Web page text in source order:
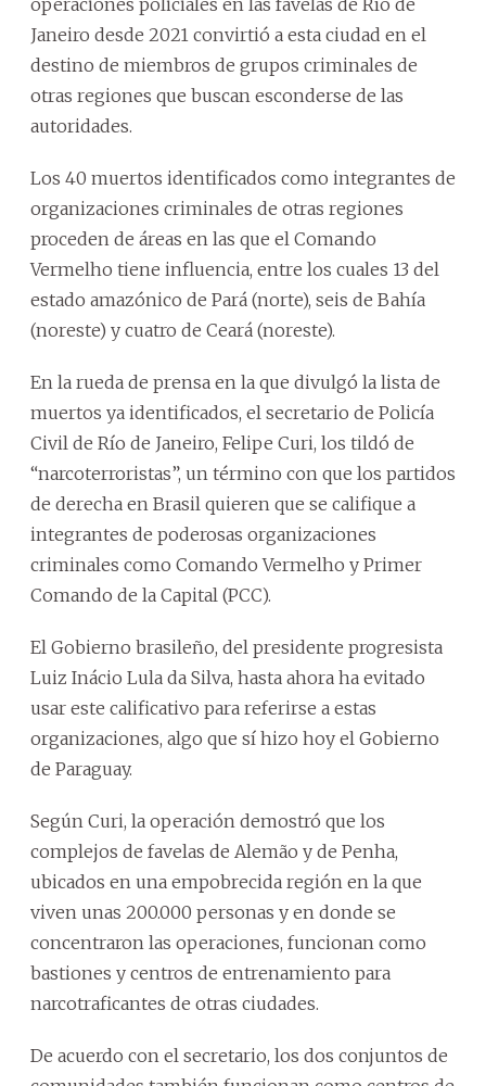
Janeiro desde 2021 convirtió a esta ciudad en el
destino de miembros de grupos criminales de
otras regiones que buscan esconderse de las
autoridades.
Los 40 muertos identificados como integrantes de
organizaciones criminales de otras regiones
proceden de áreas en las que el Comando
Vermelho tiene influencia, entre los cuales 13 del
estado amazónico de Pará (norte), seis de Bahía
(noreste) y cuatro de Ceará (noreste).
En la rueda de prensa en la que divulgó la lista de
muertos ya identificados, el secretario de Policía
Civil de Río de Janeiro, Felipe Curi, los tildó de
“narcoterroristas”, un término con que los partidos
de derecha en Brasil quieren que se califique a
integrantes de poderosas organizaciones
criminales como Comando Vermelho y Primer
Comando de la Capital (PCC).
El Gobierno brasileño, del presidente progresista
Luiz Inácio Lula da Silva, hasta ahora ha evitado
usar este calificativo para referirse a estas
organizaciones, algo que sí hizo hoy el Gobierno
de Paraguay.
Según Curi, la operación demostró que los
complejos de favelas de Alemão y de Penha,
ubicados en una empobrecida región en la que
viven unas 200.000 personas y en donde se
concentraron las operaciones, funcionan como
bastiones y centros de entrenamiento para
narcotraficantes de otras ciudades.
De acuerdo con el secretario, los dos conjuntos de